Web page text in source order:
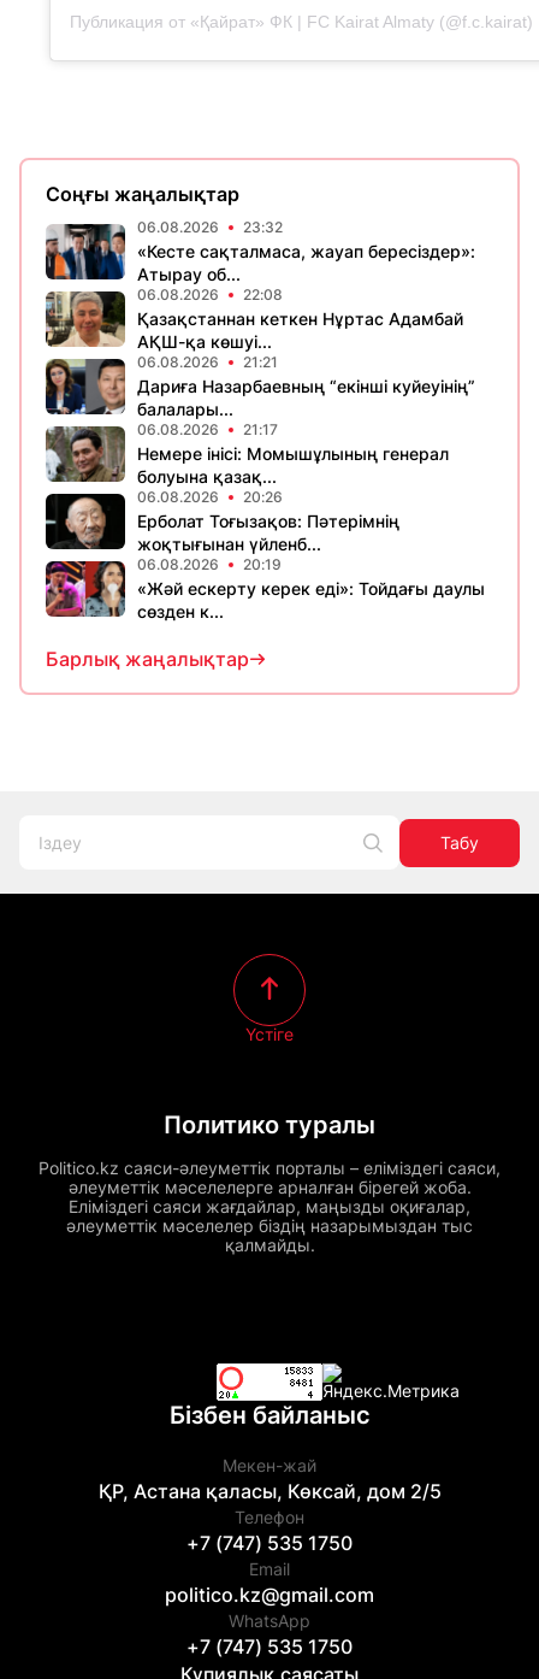
Публикация от «Қайрат» ФК | FC Kairat Almaty (@f.c.kairat)
Соңғы жаңалықтар
06.08.2026 23:32
«Кесте сақталмаса, жауап бересіздер»:
Атырау об...
06.08.2026 22:08
Қазақстаннан кеткен Нұртас Адамбай
АҚШ-қа көшуі...
06.08.2026 21:21
Дариға Назарбаевның “екінші куйеуінің”
балалары...
06.08.2026 21:17
Немере інісі: Момышұлының генерал
болуына қазақ...
06.08.2026 20:26
Ерболат Тоғызақов: Пәтерімнің
жоқтығынан үйленб...
06.08.2026 20:19
«Жәй ескерту керек еді»: Тойдағы даулы
сөзден к...
Барлық жаңалықтар
Табу
Политико туралы
Politico.kz саяси-әлеуметтік порталы – еліміздегі саяси,
әлеуметтік мәселелерге арналған бірегей жоба.
Еліміздегі саяси жағдайлар, маңызды оқиғалар,
әлеуметтік мәселелер біздің назарымыздан тыс
қалмайды.
Үстіге
Бізбен байланыс
Мекен-жай
ҚР, Астана қаласы, Көксай, дом 2/5
Телефон
+7 (747) 535 1750
Email
politico.kz@gmail.com
WhatsApp
+7 (747) 535 1750